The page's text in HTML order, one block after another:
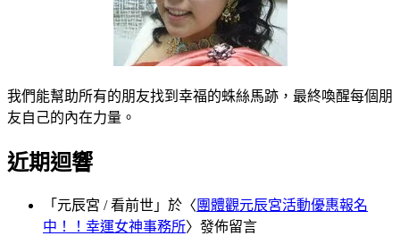
我們能幫助所有的朋友找到幸福的蛛絲馬跡，最終喚醒每個朋
友自己的內在力量。
近期迴響
「 元辰宮 / 看前世 」於〈 團體觀元辰宮活動優惠報名
中！！幸運女神事務所〉發佈留言